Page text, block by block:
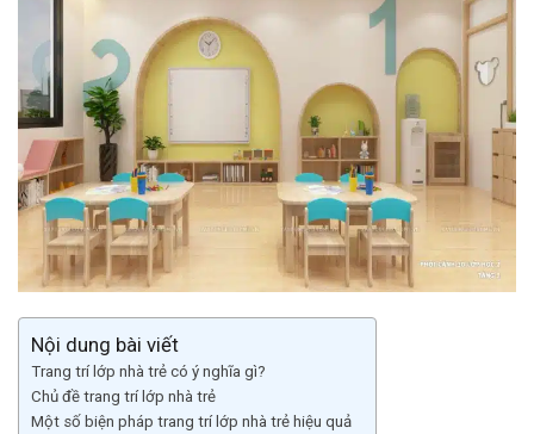
Nội dung bài viết
Trang trí lớp nhà trẻ có ý nghĩa gì?
Chủ đề trang trí lớp nhà trẻ
Một số biện pháp trang trí lớp nhà trẻ hiệu quả